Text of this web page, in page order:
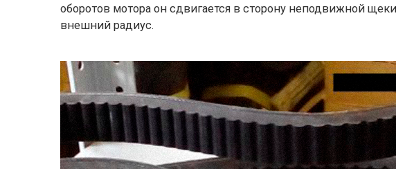
оборотов мотора он сдвигается в сторону неподвижной
внешний радиус.